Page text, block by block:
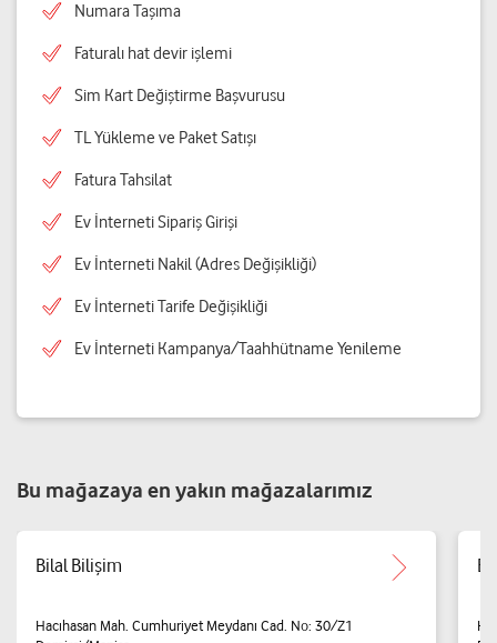
Numara Taşıma
Faturalı hat devir işlemi
Sim Kart Değiştirme Başvurusu
TL Yükleme ve Paket Satışı
Fatura Tahsilat
Ev İnterneti Sipariş Girişi
Ev İnterneti Nakil (Adres Değişikliği)
Ev İnterneti Tarife Değişikliği
Ev İnterneti Kampanya/Taahhütname Yenileme
Bu mağazaya en yakın mağazalarımız
Bilal Bilişim
Hacıhasan Mah. Cumhuriyet Meydanı Cad. No: 30/Z1